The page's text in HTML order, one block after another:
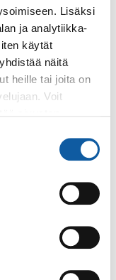
Lisäksi
ja analytiikka-
käytät
näitä
heille tai joita on
Voit
kanssa.